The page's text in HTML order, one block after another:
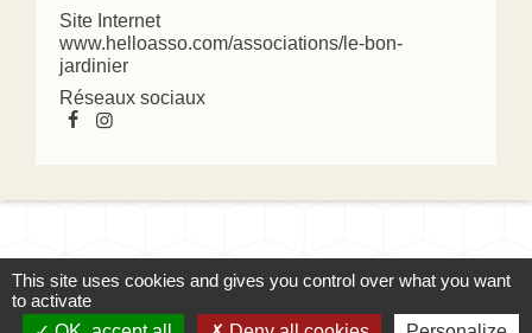
Site Internet
www.helloasso.com/associations/le-bon-
jardinier
Réseaux sociaux
This site uses cookies and gives you control over what you want
to activate